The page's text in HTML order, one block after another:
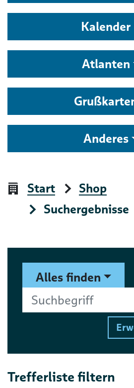
Kalender
Atlanten
Anderes
Start
Shop
Suchergebnisse
Suchformular
Alles finden
Suchbegriff
Trefferliste filtern